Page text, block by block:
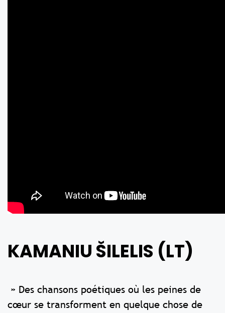
KAMANIU ŠILELIS (LT)
» Des chansons poétiques où les peines de
cœur se transforment en quelque chose de